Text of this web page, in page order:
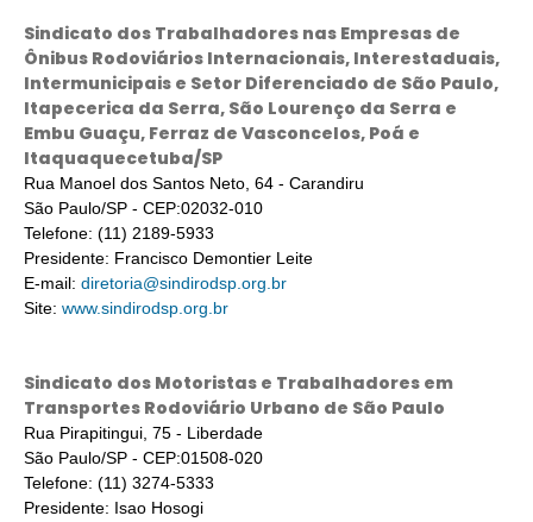
Sindicato dos Trabalhadores nas Empresas de
Ônibus Rodoviários Internacionais, Interestaduais,
Intermunicipais e Setor Diferenciado de São Paulo,
Itapecerica da Serra, São Lourenço da Serra e
Embu Guaçu, Ferraz de Vasconcelos, Poá e
Itaquaquecetuba/SP
Rua Manoel dos Santos Neto, 64 - Carandiru
São Paulo/SP - CEP:02032-010
Telefone: (11) 2189-5933
Presidente: Francisco Demontier Leite
E-mail: diretoria@sindirodsp.org.br
Site: www.sindirodsp.org.br
Sindicato dos Motoristas e Trabalhadores em
Transportes Rodoviário Urbano de São Paulo
Rua Pirapitingui, 75 - Liberdade
São Paulo/SP - CEP:01508-020
Telefone: (11) 3274-5333
Presidente: Isao Hosogi